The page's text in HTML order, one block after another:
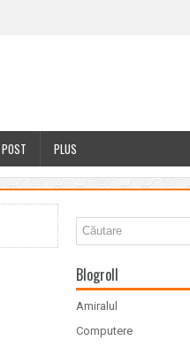
PLUS
Blogroll
Amiralul
Computere